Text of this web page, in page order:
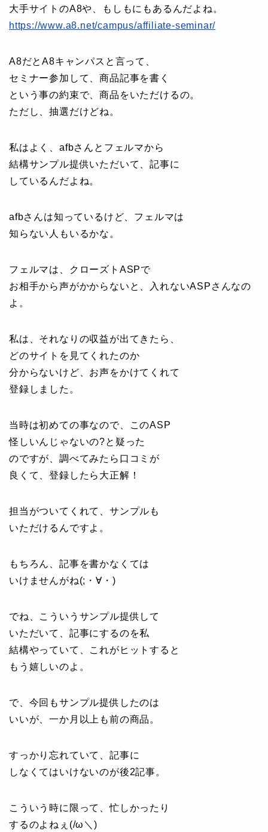
大手サイトのA8や、もしもにもあるんだよね。
https://www.a8.net/campus/affiliate-seminar/
A8だとA8キャンパスと言って、
セミナー参加して、商品記事を書く
という事の約束で、商品をいただけるの。
ただし、抽選だけどね。
私はよく、afbさんとフェルマから
結構サンプル提供いただいて、記事に
しているんだよね。
afbさんは知っているけど、フェルマは
知らない人もいるかな。
フェルマは、クローズトASPで
お相手から声がかからないと、入れないASPさんなの
よ。
私は、それなりの収益が出てきたら、
どのサイトを見てくれたのか
分からないけど、お声をかけてくれて
登録しました。
当時は初めての事なので、このASP
怪しいんじゃないの?と疑った
のですが、調べてみたら口コミが
良くて、登録したら大正解！
担当がついてくれて、サンプルも
いただけるんですよ。
もちろん、記事を書かなくては
いけませんがね(;・∀・)
でね、こういうサンプル提供して
いただいて、記事にするのを私
結構やっていて、これがヒットすると
もう嬉しいのよ。
で、今回もサンプル提供したのは
いいが、一か月以上も前の商品。
すっかり忘れていて、記事に
しなくてはいけないのが後2記事。
こういう時に限って、忙しかったり
するのよねぇ(/ω＼)